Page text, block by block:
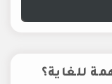
للغاية؟